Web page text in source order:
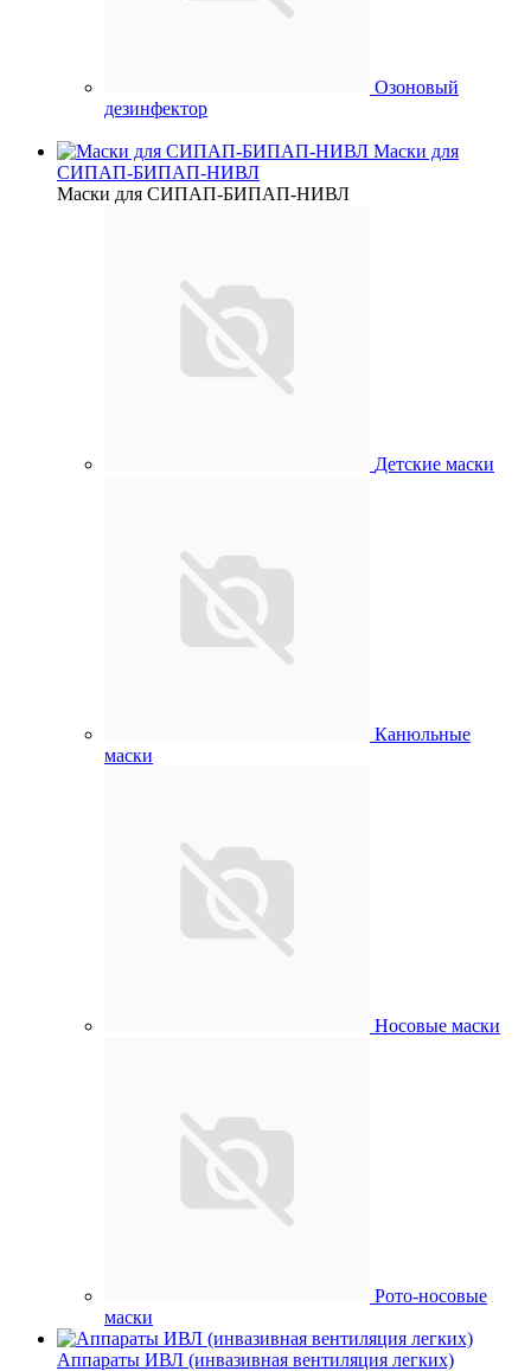
Озоновый
дезинфектор
Маски для
СИПАП-БИПАП-НИВЛ
Маски для СИПАП-БИПАП-НИВЛ
Детские маски
Канюльные
маски
Носовые маски
Рото-носовые
маски
Аппараты ИВЛ (инвазивная вентиляция легких)